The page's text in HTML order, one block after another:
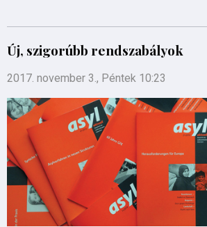
Új, szigorúbb rendszabályok
2017. november 3., Péntek 10:23